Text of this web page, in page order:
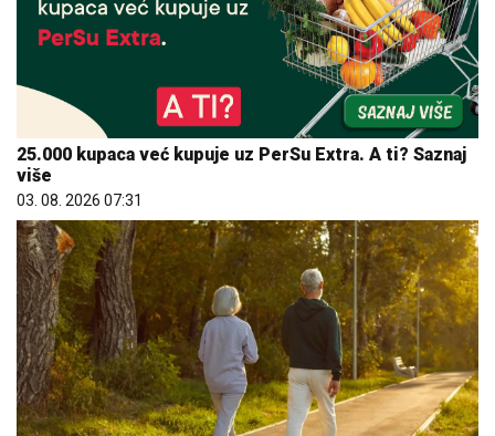
25.000 kupaca već kupuje uz PerSu Extra. A ti? Saznaj
više
03. 08. 2026 07:31